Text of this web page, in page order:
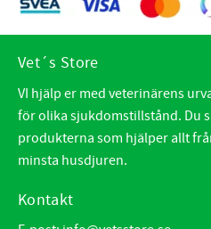
Vet´s Store
VI hjälp er med veterinärens
för olika sjukdomstillstånd. Du
produkterna som hjälper allt
minsta husdjuren.
Kontakt